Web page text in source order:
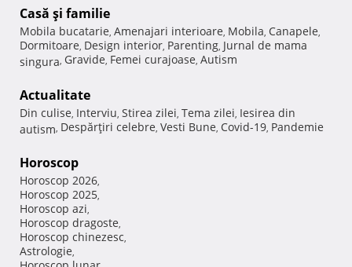
Casă şi familie
Mobila bucatarie, Amenajari interioare, Mobila, Canapele,
Dormitoare, Design interior, Parenting, Jurnal de mama
singura, Gravide, Femei curajoase, Autism
Actualitate
Din culise, Interviu, Stirea zilei, Tema zilei, Iesirea din
autism, Despărţiri celebre, Vesti Bune, Covid-19, Pandemie
Horoscop
Horoscop 2026,
Horoscop 2025,
Horoscop azi,
Horoscop dragoste,
Horoscop chinezesc,
Astrologie,